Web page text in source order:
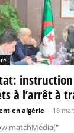
à l’arrêt à
en algérie - 16